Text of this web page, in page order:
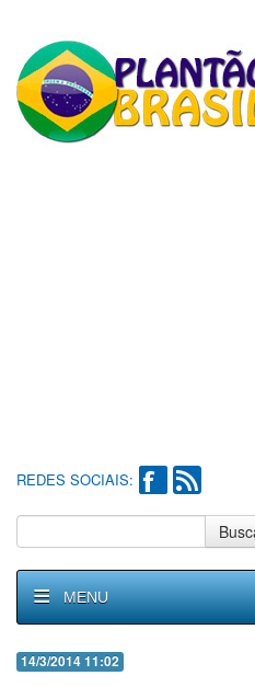
REDES SOCIAIS:
MENU
14/3/2014 11:02